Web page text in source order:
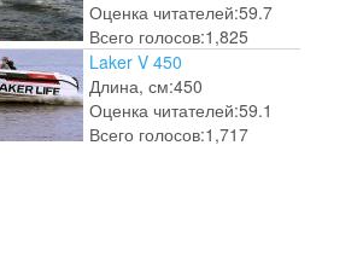
Оценка читателей:59.7
Всего голосов:1,825
Laker V 450
Длина, см:450
Оценка читателей:59.1
Всего голосов:1,717